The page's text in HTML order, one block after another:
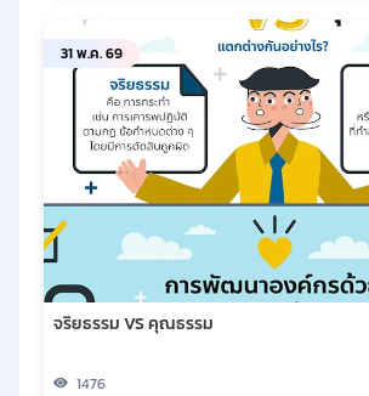
31 พ.ค. 69
จริยธรรม VS คุณธรรม
1476